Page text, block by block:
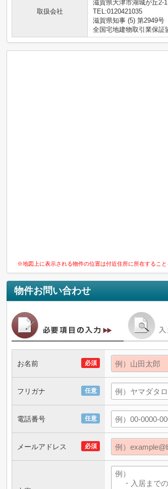
取扱会社
滋賀県大津市湖城が丘2-
TEL:0120421035
滋賀県知事 (5) 第2949号
全国宅地建物取引業保証
※地図上に表示される物件の位置は付近住所に所在するこ
物件お問い合わせ
必須
お名前
任意
フリガナ
任意
電話番号
必須
メールアドレス